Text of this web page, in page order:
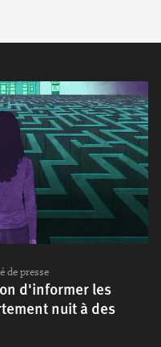
de presse
d'informer les
nuit à des